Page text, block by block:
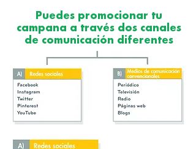
Puedes promocionar tu
campana a través dos canales
de comunicación diferentes